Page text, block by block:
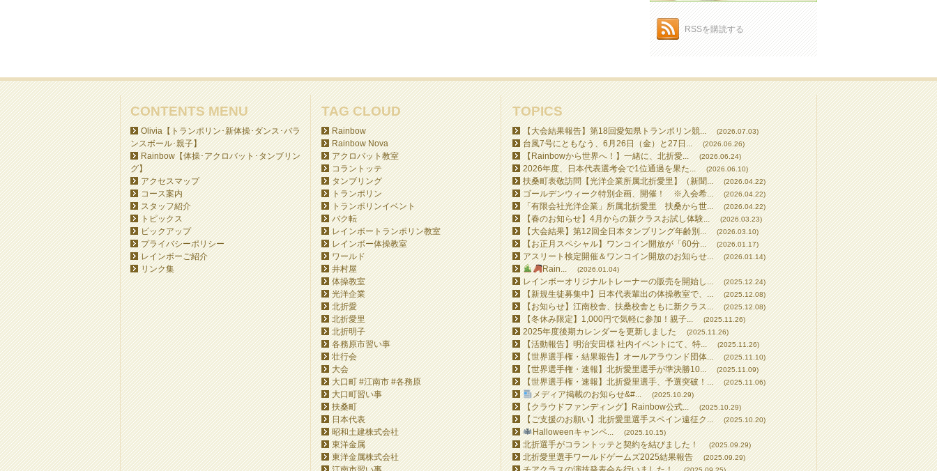
RSSを購読する
CONTENTS MENU
Olivia【トランポリン･新体操･ダンス･バラ
ンスボール･親子】
Rainbow【体操･アクロバット･タンブリン
グ】
アクセスマップ
コース案内
スタッフ紹介
トピックス
ピックアップ
プライバシーポリシー
レインボーご紹介
リンク集
TAG CLOUD
Rainbow
Rainbow Nova
アクロバット教室
コラントッテ
タンブリング
トランポリン
トランポリンイベント
バク転
レインボートランポリン教室
レインボー体操教室
ワールド
井村屋
体操教室
光洋企業
北折愛
北折愛里
北折明子
各務原市習い事
壮行会
大会
大口町 #江南市 #各務原
大口町習い事
扶桑町
日本代表
昭和土建株式会社
東洋金属
東洋金属株式会社
TOPICS
【大会結果報告】第18回愛知県トランポリン競... (2026.07.03)
台風7号にともなう、6月26日（金）と27日... (2026.06.26)
【Rainbowから世界へ！】一緒に、北折愛... (2026.06.24)
2026年度、日本代表選考会で1位通過を果た... (2026.06.10)
扶桑町表敬訪問【光洋企業所属北折愛里】（新聞... (2026.04.22)
ゴールデンウィーク特別企画、開催！ ※入会希... (2026.04.22)
「有限会社光洋企業」所属北折愛里 扶桑から世... (2026.04.22)
【春のお知らせ】4月からの新クラスお試し体験... (2026.03.23)
【大会結果】第12回全日本タンブリング年齢別... (2026.03.10)
【お正月スペシャル】ワンコイン開放が「60分... (2026.01.17)
アスリート検定開催＆ワンコイン開放のお知らせ... (2026.01.14)
Rain... (2026.01.04)
レインボーオリジナルトレーナーの販売を開始し... (2025.12.24)
【新規生徒募集中】日本代表輩出の体操教室で、... (2025.12.08)
【お知らせ】江南校舎、扶桑校舎ともに新クラス... (2025.12.08)
【冬休み限定】1,000円で気軽に参加！親子... (2025.11.26)
2025年度後期カレンダーを更新しました (2025.11.26)
【活動報告】明治安田様 社内イベントにて、特... (2025.11.26)
【世界選手権・結果報告】オールアラウンド団体... (2025.11.10)
【世界選手権・速報】北折愛里選手が準決勝10... (2025.11.09)
【世界選手権・速報】北折愛里選手、予選突破！... (2025.11.06)
メディア掲載のお知らせ&#... (2025.10.29)
【クラウドファンディング】Rainbow公式... (2025.10.29)
【ご支援のお願い】北折愛里選手スペイン遠征ク... (2025.10.20)
Halloweenキャンペ... (2025.10.15)
北折選手がコラントッテと契約を結びました！ (2025.09.29)
北折愛里選手ワールドゲームズ2025結果報告 (2025.09.29)